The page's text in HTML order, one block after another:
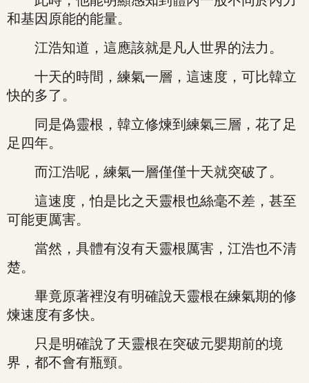
和基因原能的能量。
江浩知道，這應該就是凡人世界的法力。
十天的時間，練氣一層，這速度，可比韓立
快的多了。
同是偽靈根，韓立修煉到練氣三層，花了足
足四年。
而江浩呢，練氣一層僅僅十天就突破了。
這速度，怕是比之天靈根也絲毫不差，甚至
可能更厲害。
當然，具體有沒有天靈根厲害，江浩也不清
楚。
畢竟原著裡沒有明確說天靈根在練氣期的修
煉速度有多快。
只是明確說了天靈根在突破元嬰期前的境
界，都不會有瓶頸。